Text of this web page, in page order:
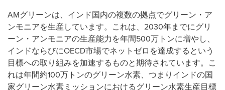
AMグリーンは、インド国内の複数の拠点でグリーン・ア
ンモニアを生産しています。これは、2030年までにグリ
ーン・アンモニアの生産能力を年間500万トンに増やし、
インドならびにOECD市場でネットゼロを達成するという
目標への取り組みを加速するものと期待されています。こ
れは年間約100万トンのグリーン水素、つまりインドの国
家グリーン水素ミッションにおけるグリーン水素生産目標